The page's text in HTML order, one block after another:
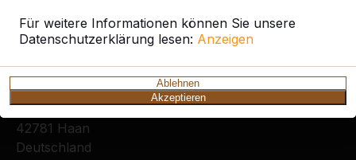
Für weitere Informationen können Sie unsere
Datenschutzerklärung lesen: Anzeigen
Ablehnen
Akzeptieren
HeBlad Deutschland
Diekerstraße 97
42781 Haan
Deutschland